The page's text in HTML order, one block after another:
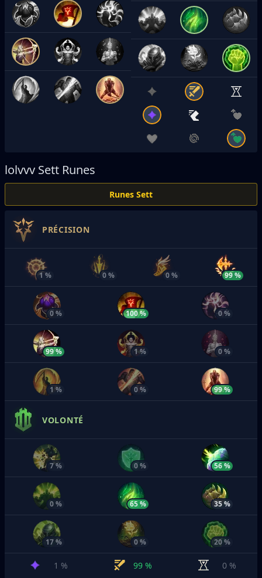
lolvvv Sett Runes
Runes Sett
PRÉCISION
1 % 0 % 0 % 99 %
0 % 100 % 0 %
99 % 1 % 0 %
1 % 0 % 99 %
VOLONTÉ
7 % 0 % 56 %
0 % 65 % 35 %
17 % 0 % 20 %
1 % 99 % 0 %